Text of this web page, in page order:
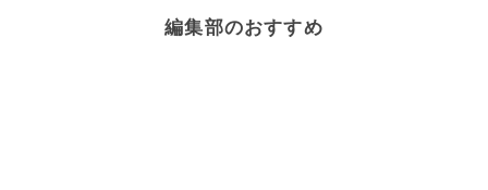
編集部のおすすめ